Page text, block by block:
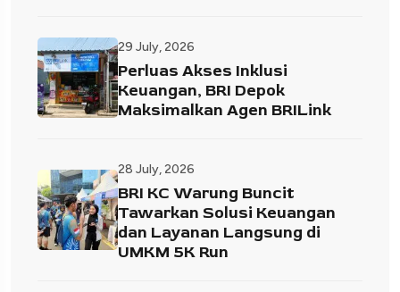
29 July, 2026
Perluas Akses Inklusi
Keuangan, BRI Depok
Maksimalkan Agen BRILink
28 July, 2026
BRI KC Warung Buncit
Tawarkan Solusi Keuangan
dan Layanan Langsung di
UMKM 5K Run